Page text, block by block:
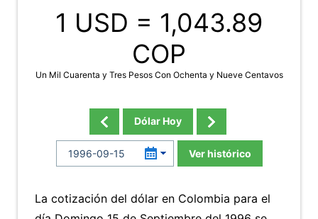
1 USD = 1,043.89
COP
Un Mil Cuarenta y Tres Pesos Con Ochenta y Nueve Centavos
Dólar Hoy
Ver histórico
La cotización del dólar en Colombia para el